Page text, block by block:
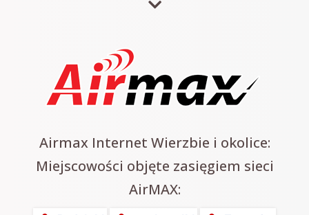
Airmax Internet Wierzbie i okolice:
Miejscowości objęte zasięgiem sieci
AirMAX: